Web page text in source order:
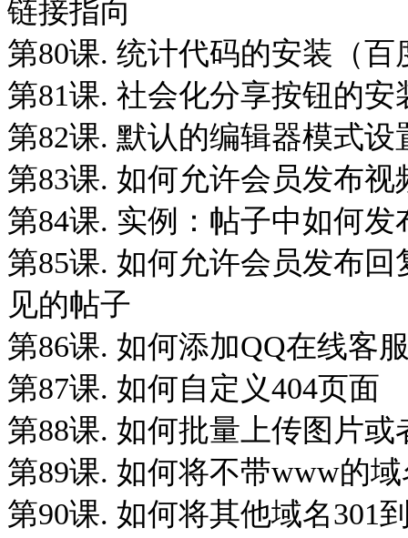
链接指向
第80课. 统计代码的安装（
第81课. 社会化分享按钮的
第82课. 默认的编辑器模式
第83课. 如何允许会员发布视
第84课. 实例：帖子中如何发
第85课. 如何允许会员发布
见的帖子
第86课. 如何添加QQ在线客
第87课. 如何自定义404页面
第88课. 如何批量上传图片或
第89课. 如何将不带www的
第90课. 如何将其他域名301